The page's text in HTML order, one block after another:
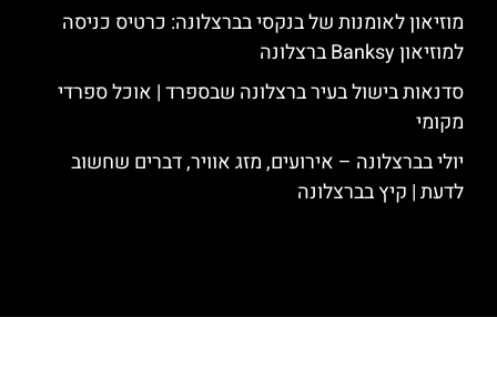
מוזיאון לאומנות של בנקסי בברצלונה: כרטיס כניסה
למוזיאון Banksy ברצלונה
סדנאות בישול בעיר ברצלונה שבספרד | אוכל ספרדי
מקומי
יולי בברצלונה – אירועים, מזג אוויר, דברים שחשוב
לדעת | קיץ בברצלונה